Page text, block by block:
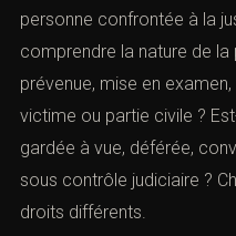
personne confrontée à la
comprendre la nature de
prévenue, mise en
victime ou partie civile ?
gardée à vue, déférée,
sous contrôle judiciaire ?
droits différents.